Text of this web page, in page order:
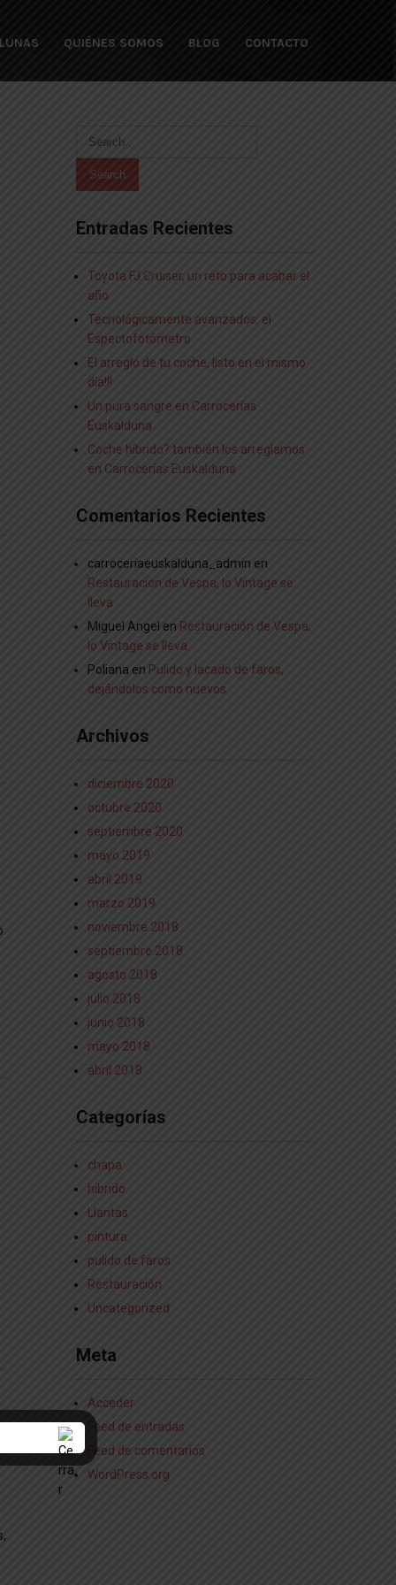
QUIÉNES SOMOS BLOG CONTACTO
Entradas Recientes
Toyota FJ Cruiser, un reto para acabar el
año
Tecnológicamente avanzados: el
Espectofotómetro
El arreglo de tu coche, listo en el mismo
día!!!​
Un pura sangre en Carrocerías
Euskalduna
Coche híbrido? también los arreglamos
en Carrocerías Euskalduna
Comentarios Recientes
carroceriaeuskalduna_admin en
Restauración de Vespa, lo Vintage se
lleva
Miguel Angel en Restauración de Vespa,
lo Vintage se lleva
Poliana en Pulido y lacado de faros,
dejándolos como nuevos
Archivos
diciembre 2020
octubre 2020
septiembre 2020
mayo 2019
abril 2019
marzo 2019
noviembre 2018
septiembre 2018
agosto 2018
julio 2018
junio 2018
mayo 2018
abril 2018
Categorías
chapa
hibrido
Llantas
pintura
pulido de faros
Restauración
Uncategorized
Meta
Acceder
Feed de entradas
Feed de comentarios
WordPress.org